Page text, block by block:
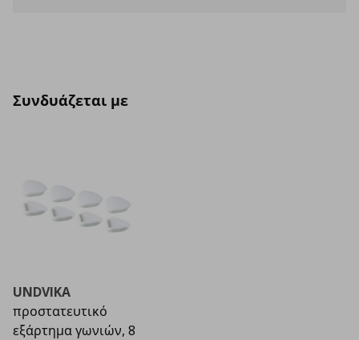
Συνδυάζεται με
UNDVIKA
προστατευτικό
εξάρτημα γωνιών, 8